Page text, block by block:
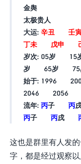
金
太极
大运: 辛丑
丁未 戊申
岁次: 05岁
岁 65岁 75
始于: 1996
2046 2056
流年: 丙子 丙
丙子 丙戌
这也是群里有人发
字，都是经过观察